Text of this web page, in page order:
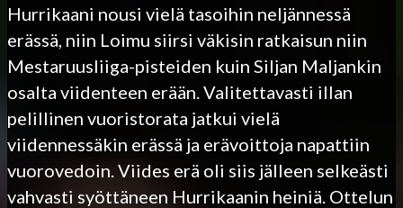
Hurrikaani nousi vielä tasoihin neljännessä
erässä, niin Loimu siirsi väkisin ratkaisun niin
Mestaruusliiga-pisteiden kuin Siljan Maljankin
osalta viidenteen erään. Valitettavasti illan
pelillinen vuoristorata jatkui vielä
viidennessäkin erässä ja erävoittoja napattiin
vuorovedoin. Viides erä oli siis jälleen selkeästi
vahvasti syöttäneen Hurrikaanin heiniä. Ottelun